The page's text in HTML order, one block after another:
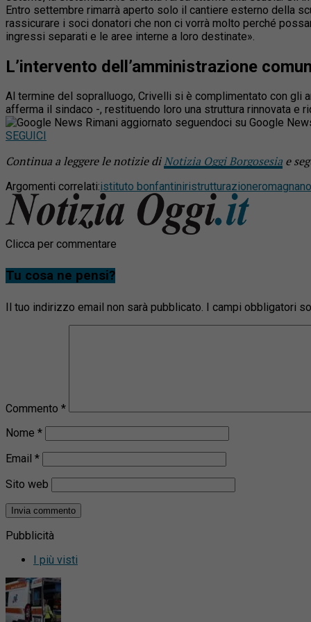
Entro settembre rimarrà aperto solo il cantiere esterno della
rassicurare i soci donatori che non ci vorrà molto perché
ingressi separati e le aree interne a loro destinate».
L’intervento dell’amministrazione
Al termine del sopralluogo, Crivelli si è complimentato con gli
afferma il sindaco -, restituendo loro una struttura rinnovata e
Rimani aggiornato seguendoci su Google
SEGUICI
Continua a leggere le notizie diNotizia Oggi Borgosesia e
Argomenti correlati:istituto bonfantiniristrutturazioneromagnano
Clicca per commentare
Tu cosa ne pensi?
Il tuo indirizzo email non sarà pubblicato. I campi obbligatori
Commento *
Nome *
Email *
Sito web
Pubblicità
I più visti